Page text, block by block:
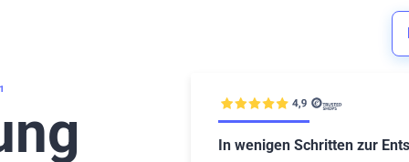
In wenigen Schritten zur